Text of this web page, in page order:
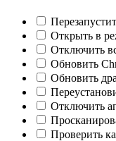
Открыть в
Отключить
Обновить
Обновить
Отключить
Проверить